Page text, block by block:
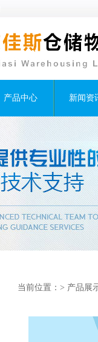
产品中心 新闻资
当前位置：> 产品展